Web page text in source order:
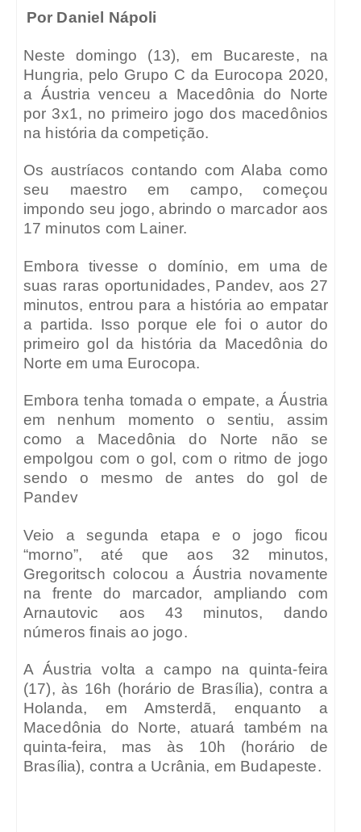
Por Daniel Nápoli
Neste domingo (13), em Bucareste, na
Hungria, pelo Grupo C da Eurocopa 2020,
a Áustria venceu a Macedônia do Norte
por 3x1, no primeiro jogo dos macedônios
na história da competição.
Os austríacos contando com Alaba como
seu maestro em campo, começou
impondo seu jogo, abrindo o marcador aos
17 minutos com Lainer.
Embora tivesse o domínio, em uma de
suas raras oportunidades, Pandev, aos 27
minutos, entrou para a história ao empatar
a partida. Isso porque ele foi o autor do
primeiro gol da história da Macedônia do
Norte em uma Eurocopa.
Embora tenha tomada o empate, a Áustria
em nenhum momento o sentiu, assim
como a Macedônia do Norte não se
empolgou com o gol, com o ritmo de jogo
sendo o mesmo de antes do gol de
Pandev
Veio a segunda etapa e o jogo ficou
“morno”, até que aos 32 minutos,
Gregoritsch colocou a Áustria novamente
na frente do marcador, ampliando com
Arnautovic aos 43 minutos, dando
números finais ao jogo.
A Áustria volta a campo na quinta-feira
(17), às 16h (horário de Brasília), contra a
Holanda, em Amsterdã, enquanto a
Macedônia do Norte, atuará também na
quinta-feira, mas às 10h (horário de
Brasília), contra a Ucrânia, em Budapeste.